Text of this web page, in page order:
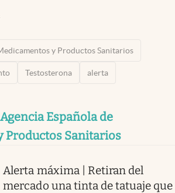
y Productos Sanitarios
Testosterona alerta
Agencia Española de
Productos Sanitarios
Alerta máxima | Retiran del
mercado una tinta de tatuaje que